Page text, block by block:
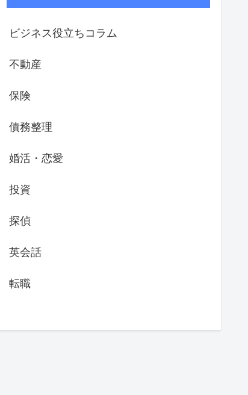
ビジネス役立ちコラム
不動産
保険
債務整理
婚活・恋愛
投資
探偵
英会話
転職